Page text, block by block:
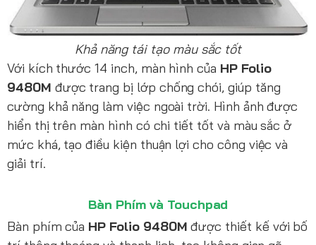
Khả năng tái tạo màu sắc tốt
Với kích thước 14 inch, màn hình của HP Folio
9480M được trang bị lớp chống chói, giúp tăng
cường khả năng làm việc ngoài trời. Hình ảnh được
hiển thị trên màn hình có chi tiết tốt và màu sắc ở
mức khá, tạo điều kiện thuận lợi cho công việc và
giải trí.
Bàn Phím và Touchpad
Bàn phím của HP Folio 9480M được thiết kế với bố